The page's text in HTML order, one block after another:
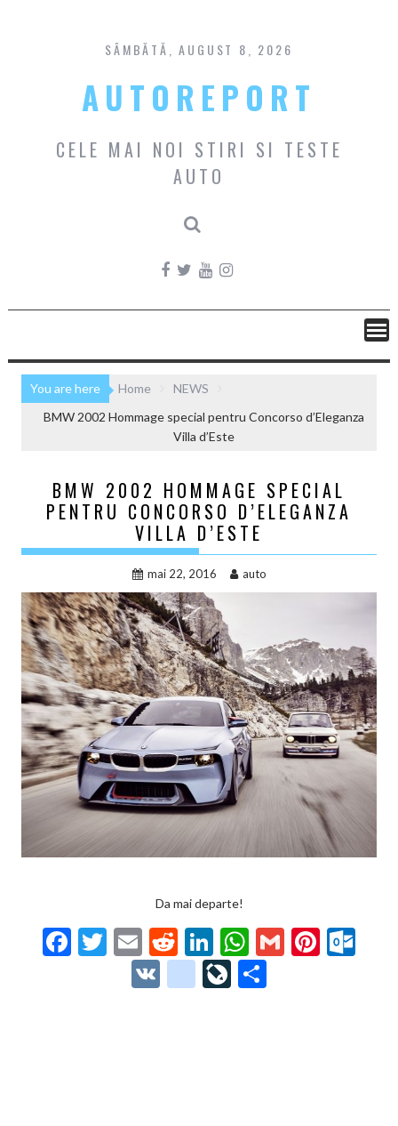
content
SÂMBĂTĂ, AUGUST 8, 2026
AUTOREPORT
CELE MAI NOI STIRI SI TESTE
AUTO
You are here Home
NEWS
BMW 2002 Hommage special pentru Concorso d’Eleganza
Villa d’Este
BMW 2002 HOMMAGE SPECIAL
PENTRU CONCORSO D’ELEGANZA
VILLA D’ESTE
mai 22, 2016 auto
Da mai departe!
F T
w
itt
E
m
ai
R
e
d
Li
n
ke
W
h
at
G Pi
g
Li